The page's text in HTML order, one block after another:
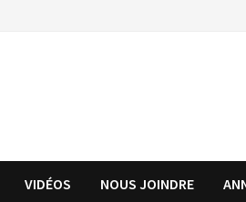
VIDÉOS NOUS JOINDRE